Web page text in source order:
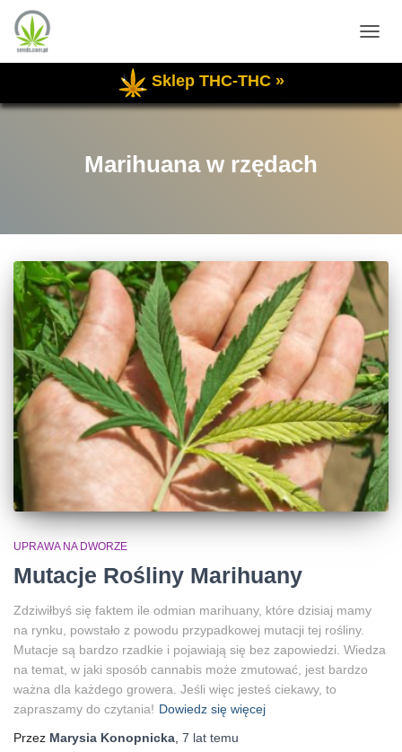
Sklep THC-THC »
Marihuana w rzędach
UPRAWA NA DWORZE
Mutacje Rośliny Marihuany
Zdziwiłbyś się faktem ile odmian marihuany, które dzisiaj mamy
na rynku, powstało z powodu przypadkowej mutacji tej rośliny.
Mutacje są bardzo rzadkie i pojawiają się bez zapowiedzi. Wiedza
na temat, w jaki sposób cannabis może zmutować, jest bardzo
ważna dla każdego growera. Jeśli więc jesteś ciekawy, to
zapraszamy do czytania! Dowiedz się więcej
Przez Marysia Konopnicka 7 lat temu